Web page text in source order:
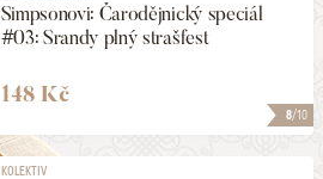
8/10
Simpsonovi: Čarodějnický speciál
#03: Srandy plný strašfest
148 Kč
KOLEKTIV